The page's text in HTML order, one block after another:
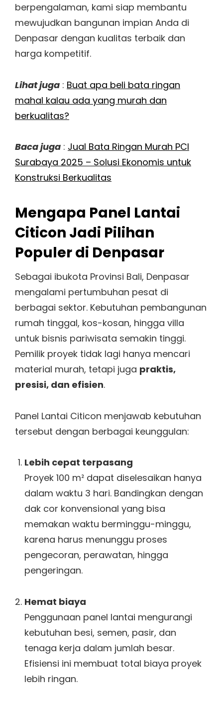
berpengalaman, kami siap membantu
mewujudkan bangunan impian Anda di
Denpasar dengan kualitas terbaik dan
harga kompetitif.
Lihat juga : Buat apa beli bata ringan
mahal kalau ada yang murah dan
berkualitas?
Baca juga : Jual Bata Ringan Murah PCI
Surabaya 2025 – Solusi Ekonomis untuk
Konstruksi Berkualitas
Mengapa Panel Lantai
Citicon Jadi Pilihan
Populer di Denpasar
Sebagai ibukota Provinsi Bali, Denpasar
mengalami pertumbuhan pesat di
berbagai sektor. Kebutuhan pembangunan
rumah tinggal, kos-kosan, hingga villa
untuk bisnis pariwisata semakin tinggi.
Pemilik proyek tidak lagi hanya mencari
material murah, tetapi juga praktis,
presisi, dan efisien.
Panel Lantai Citicon menjawab kebutuhan
tersebut dengan berbagai keunggulan:
Lebih cepat terpasang
Proyek 100 m² dapat diselesaikan hanya
dalam waktu 3 hari. Bandingkan dengan
dak cor konvensional yang bisa
memakan waktu berminggu-minggu,
karena harus menunggu proses
pengecoran, perawatan, hingga
pengeringan.
Hemat biaya
Penggunaan panel lantai mengurangi
kebutuhan besi, semen, pasir, dan
tenaga kerja dalam jumlah besar.
Efisiensi ini membuat total biaya proyek
lebih ringan.